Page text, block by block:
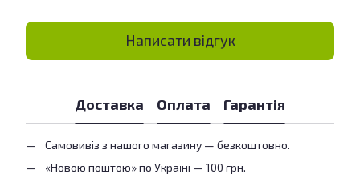
Написати відгук
Доставка Оплата Гарантія
Самовивіз з нашого магазину — безкоштовно.
«Новою поштою» по Україні — 100 грн.